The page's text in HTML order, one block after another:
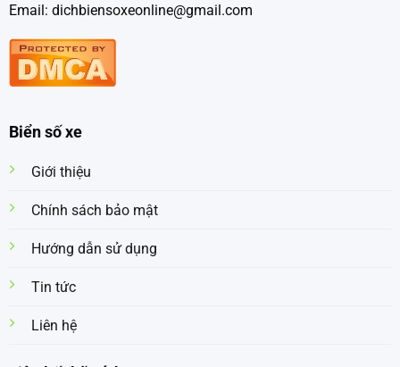
Email: dichbiensoxeonline@gmail.com
Biển số xe
Giới thiệu
Chính sách bảo mật
Hướng dẫn sử dụng
Tin tức
Liên hệ